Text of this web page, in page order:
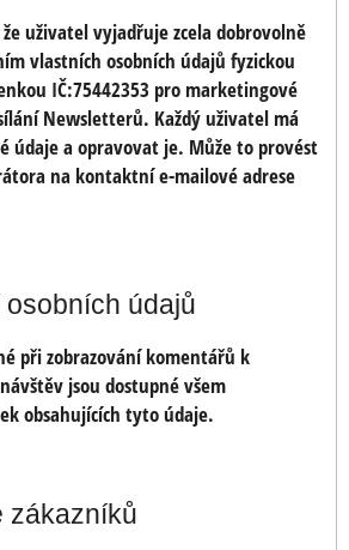
uživatel vyjadřuje zcela dobrovolně
vlastních osobních údajů fyzickou
IČ:75442353 pro marketingové
Newsletterů. Každý uživatel má
údaje a opravovat je. Může to provést
na kontaktní e-mailové adrese
údajů
při zobrazování komentářů k
jsou dostupné všem
obsahujících tyto údaje.
zákazníků